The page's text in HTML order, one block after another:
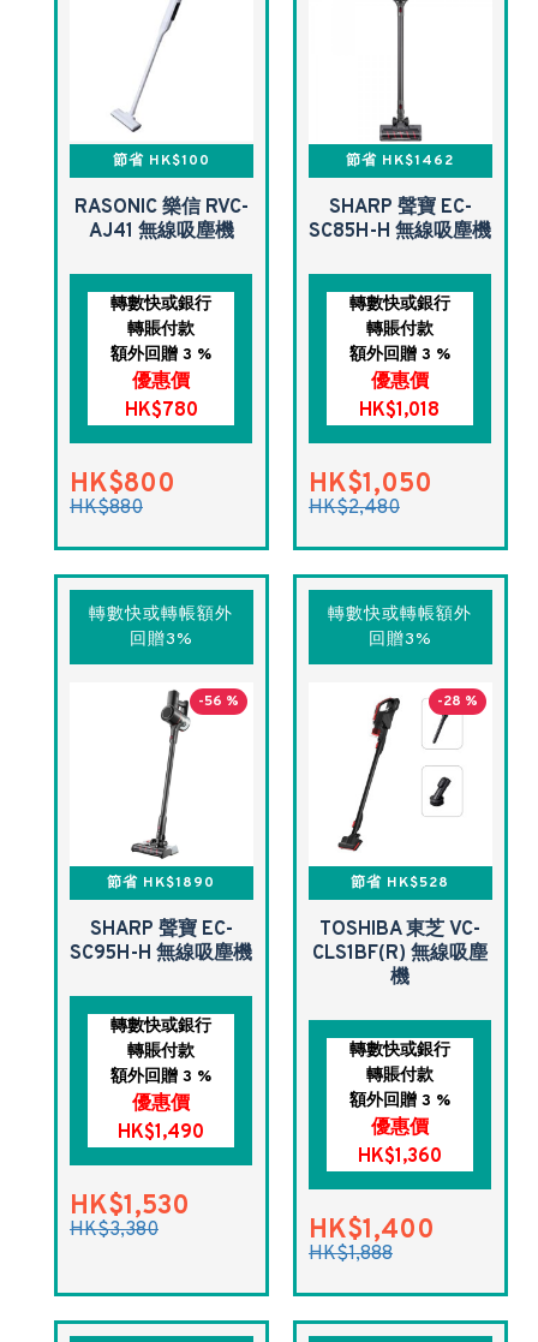
節省 HK$100
RASONIC 樂信 RVC-
AJ41 無線吸塵機
轉數快或銀行
轉賬付款
額外回贈 3 %
優惠價
HK$780
HK$800
HK$880
節省 HK$1462
SHARP 聲寶 EC-
SC85H-H 無線吸塵機
轉數快或銀行
轉賬付款
額外回贈 3 %
優惠價
HK$1,018
HK$1,050
HK$2,480
轉數快或轉帳額外
回贈3%
-56 %
節省 HK$1890
SHARP 聲寶 EC-
SC95H-H 無線吸塵機
轉數快或銀行
轉賬付款
額外回贈 3 %
優惠價
HK$1,490
HK$1,530
HK$3,380
轉數快或轉帳額外
回贈3%
-28 %
節省 HK$528
TOSHIBA 東芝 VC-
CLS1BF(R) 無線吸塵
機
轉數快或銀行
轉賬付款
額外回贈 3 %
優惠價
HK$1,360
HK$1,400
HK$1,888